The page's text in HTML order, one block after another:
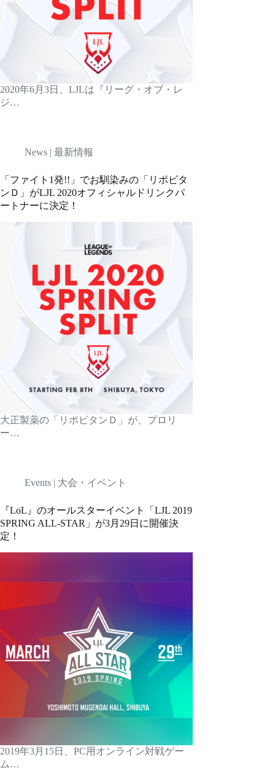
2020年6月3日、LJLは『リーグ・オブ・レ
ジ…
News | 最新情報
「ファイト1発!!」でお馴染みの「リポビタ
ンＤ」がLJL 2020オフィシャルドリンクパ
ートナーに決定！
大正製薬の「リポビタンＤ」が、プロリ
ー…
Events | 大会・イベント
『LoL』のオールスターイベント「LJL 2019
SPRING ALL-STAR」が3月29日に開催決
定！
2019年3月15日、PC用オンライン対戦ゲー
ム…